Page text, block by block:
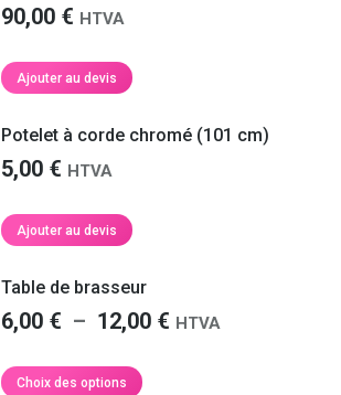
90,00 € HTVA
Ajouter au devis
Potelet à corde chromé (101 cm)
5,00 € HTVA
Ajouter au devis
Table de brasseur
6,00 € – 12,00 € Plage
HTVA
Choix des options
Ce